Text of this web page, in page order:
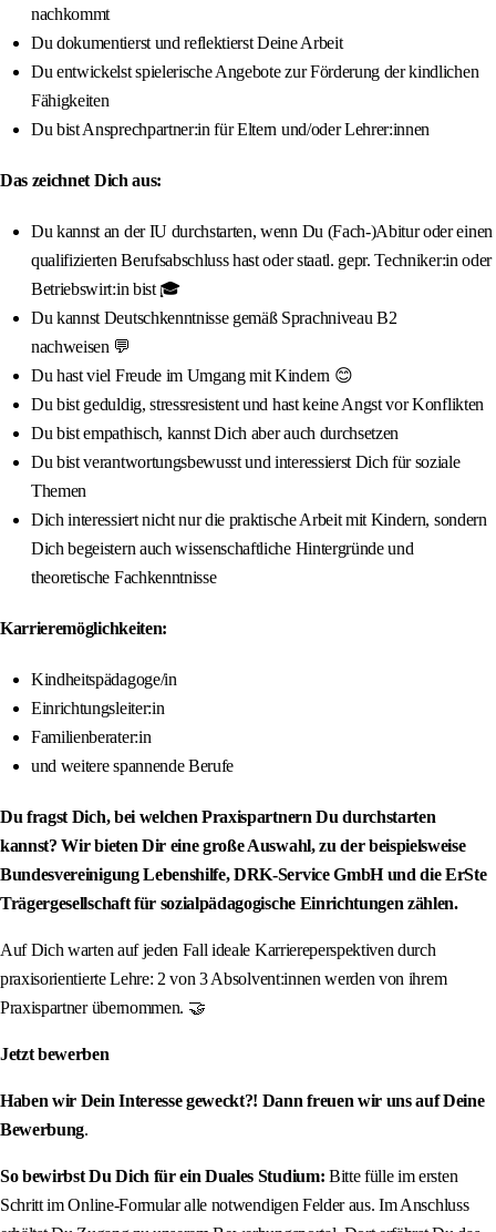
nachkommt
Du dokumentierst und reflektierst Deine Arbeit
Du entwickelst spielerische Angebote zur Förderung der kindlichen
Fähigkeiten
Du bist Ansprechpartner:in für Eltern und/oder Lehrer:innen
Das zeichnet Dich aus:
Du kannst an der IU durchstarten, wenn Du (Fach-)Abitur oder einen
qualifizierten Berufsabschluss hast oder staatl. gepr. Techniker:in oder
Betriebswirt:in bist 🎓
Du kannst Deutschkenntnisse gemäß Sprachniveau B2
nachweisen 💬
Du hast viel Freude im Umgang mit Kindern 😊
Du bist geduldig, stressresistent und hast keine Angst vor Konflikten
Du bist empathisch, kannst Dich aber auch durchsetzen
Du bist verantwortungsbewusst und interessierst Dich für soziale
Themen
Dich interessiert nicht nur die praktische Arbeit mit Kindern, sondern
Dich begeistern auch wissenschaftliche Hintergründe und
theoretische Fachkenntnisse
Karrieremöglichkeiten:
Kindheitspädagoge/in
Einrichtungsleiter:in
Familienberater:in
und weitere spannende Berufe
Du fragst Dich, bei welchen Praxispartnern Du durchstarten
kannst? Wir bieten Dir eine große Auswahl, zu der beispielsweise
Bundesvereinigung Lebenshilfe, DRK-Service GmbH und die ErSte
Trägergesellschaft für sozialpädagogische Einrichtungen zählen.
Auf Dich warten auf jeden Fall ideale Karriereperspektiven durch
praxisorientierte Lehre: 2 von 3 Absolvent:innen werden von ihrem
Praxispartner übernommen. 🤝
Jetzt bewerben
Haben wir Dein Interesse geweckt?! Dann freuen wir uns auf Deine
Bewerbung.
So bewirbst Du Dich für ein Duales Studium: Bitte fülle im ersten
Schritt im Online-Formular alle notwendigen Felder aus. Im Anschluss